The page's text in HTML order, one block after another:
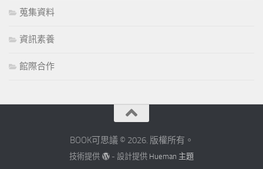
蒐集資料
資訊素養
館際合作
BOOK可思議 © 2026. 版權所有。
技術提供 - 設計提供 Hueman 主題